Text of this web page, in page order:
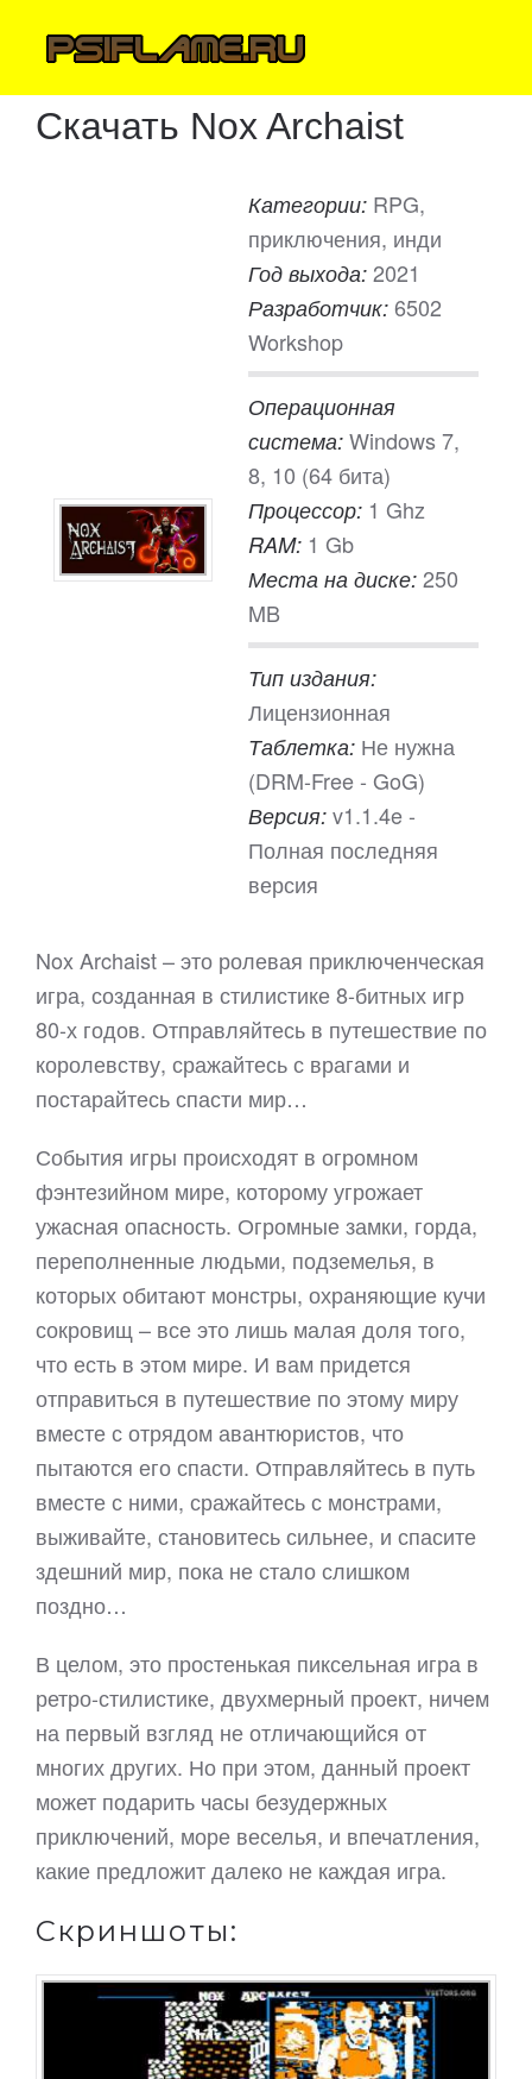
Скачать Nox Archaist
Категории: RPG,
приключения, инди
Год выхода: 2021
Разработчик: 6502
Workshop
Операционная
система: Windows 7,
8, 10 (64 бита)
Процессор: 1 Ghz
RAM: 1 Gb
Места на диске: 250
MB
Тип издания:
Лицензионная
Таблетка: Не нужна
(DRM-Free - GoG)
Версия: v1.1.4e -
Полная последняя
версия
Nox Archaist – это ролевая приключенческая
игра, созданная в стилистике 8-битных игр
80-х годов. Отправляйтесь в путешествие по
королевству, сражайтесь с врагами и
постарайтесь спасти мир…
События игры происходят в огромном
фэнтезийном мире, которому угрожает
ужасная опасность. Огромные замки, горда,
переполненные людьми, подземелья, в
которых обитают монстры, охраняющие кучи
сокровищ – все это лишь малая доля того,
что есть в этом мире. И вам придется
отправиться в путешествие по этому миру
вместе с отрядом авантюристов, что
пытаются его спасти. Отправляйтесь в путь
вместе с ними, сражайтесь с монстрами,
выживайте, становитесь сильнее, и спасите
здешний мир, пока не стало слишком
поздно…
В целом, это простенькая пиксельная игра в
ретро-стилистике, двухмерный проект, ничем
на первый взгляд не отличающийся от
многих других. Но при этом, данный проект
может подарить часы безудержных
приключений, море веселья, и впечатления,
какие предложит далеко не каждая игра.
Скриншоты: